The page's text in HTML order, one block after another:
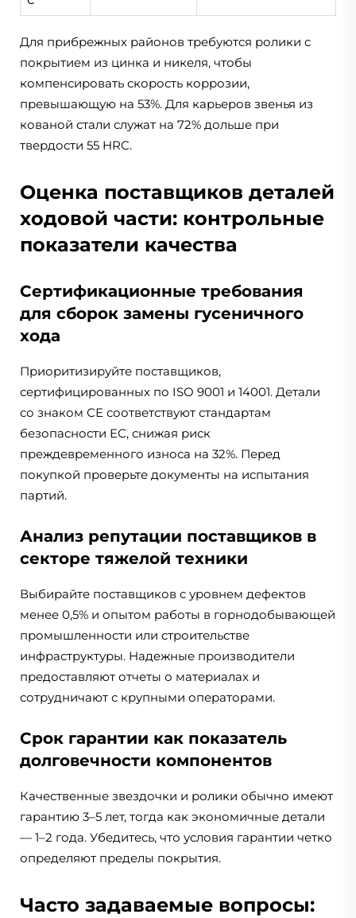
Для прибрежных районов требуются ролики с
покрытием из цинка и никеля, чтобы
компенсировать скорость коррозии,
превышающую на 53%. Для карьеров звенья из
кованой стали служат на 72% дольше при
твердости 55 HRC.
Оценка поставщиков деталей
ходовой части: контрольные
показатели качества
Сертификационные требования
для сборок замены гусеничного
хода
Приоритизируйте поставщиков,
сертифицированных по ISO 9001 и 14001. Детали
со знаком СЕ соответствуют стандартам
безопасности ЕС, снижая риск
преждевременного износа на 32%. Перед
покупкой проверьте документы на испытания
партий.
Анализ репутации поставщиков в
секторе тяжелой техники
Выбирайте поставщиков с уровнем дефектов
менее 0,5% и опытом работы в горнодобывающей
промышленности или строительстве
инфраструктуры. Надежные производители
предоставляют отчеты о материалах и
сотрудничают с крупными операторами.
Срок гарантии как показатель
долговечности компонентов
Качественные звездочки и ролики обычно имеют
гарантию 3–5 лет, тогда как экономичные детали
— 1–2 года. Убедитесь, что условия гарантии четко
определяют пределы покрытия.
Часто задаваемые вопросы: